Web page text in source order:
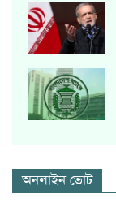
অনলাইন ভোট